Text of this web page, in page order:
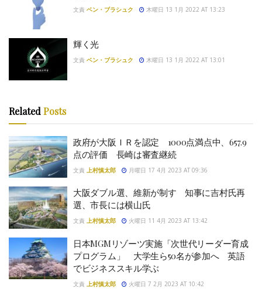
文責 ベン・ブラシュク 木曜日 13 1月 2022 AT 13:23
輝く光
文責 ベン・ブラシュク 木曜日 13 1月 2022 AT 13:01
Related Posts
政府が大阪ＩＲを認定 1000点満点中、657.9
点の評価 長崎は審査継続
文責 上村慎太郎 月曜日 17 4月 2023 AT 09:36
大阪ダブル選、維新が制す 知事に吉村氏再
選、市長には横山氏
文責 上村慎太郎 火曜日 11 4月 2023 AT 13:42
日本MGMリゾーツ実施「次世代リーダー育成
プログラム」 大学生ら50名が参加へ 英語
でビジネススキル学ぶ
文責 上村慎太郎 火曜日 7 2月 2023 AT 10:42